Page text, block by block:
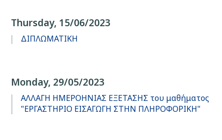
Thursday, 15/06/2023
ΔΙΠΛΩΜΑΤΙΚΗ
Monday, 29/05/2023
ΑΛΛΑΓΗ ΗΜΕΡΟΗΝΙΑΣ ΕΞΕΤΑΣΗΣ του μαθήματος
"ΕΡΓΑΣΤΗΡΙΟ ΕΙΣΑΓΩΓΗ ΣΤΗΝ ΠΛΗΡΟΦΟΡΙΚΗ"